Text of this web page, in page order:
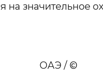
на значительное
ОАЭ / ©